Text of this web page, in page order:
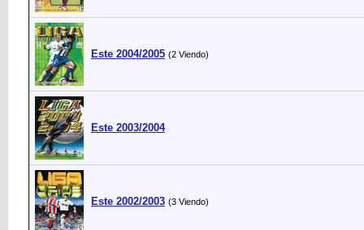
Este 2004/2005 (2 Viendo)
Este 2003/2004
Este 2002/2003 (3 Viendo)